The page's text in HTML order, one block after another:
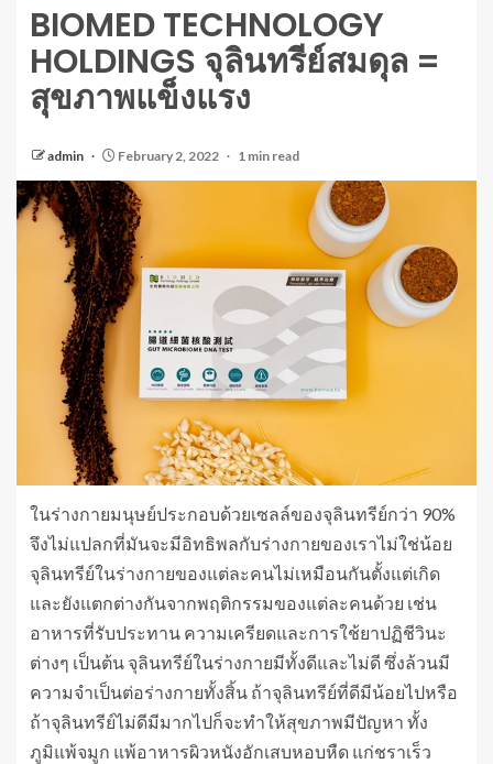
BIOMED TECHNOLOGY
HOLDINGS จุลินทรีย์สมดุล =
สุขภาพแข็งแรง
admin February 2, 2022 1 min read
ในร่างกายมนุษย์ประกอบด้วยเซลล์ของจุลินทรีย์กว่า 90%
จึงไม่แปลกที่มันจะมีอิทธิพลกับร่างกายของเราไม่ใช่น้อย
จุลินทรีย์ในร่างกายของแต่ละคนไม่เหมือนกันตั้งแต่เกิด
และยังแตกต่างกันจากพฤติกรรมของแต่ละคนด้วย เช่น
อาหารที่รับประทาน ความเครียดและการใช้ยาปฏิชีวินะ
ต่างๆ เป็นต้น จุลินทรีย์ในร่างกายมีทั้งดีและไม่ดี ซึ่งล้วนมี
ความจำเป็นต่อร่างกายทั้งสิ้น ถ้าจุลินทรีย์ที่ดีมีน้อยไปหรือ
ถ้าจุลินทรีย์ไม่ดีมีมากไปก็จะทำให้สุขภาพมีปัญหา ทั้ง
ภูมิแพ้จมูก แพ้อาหารผิวหนังอักเสบหอบหืด แก่ชราเร็ว